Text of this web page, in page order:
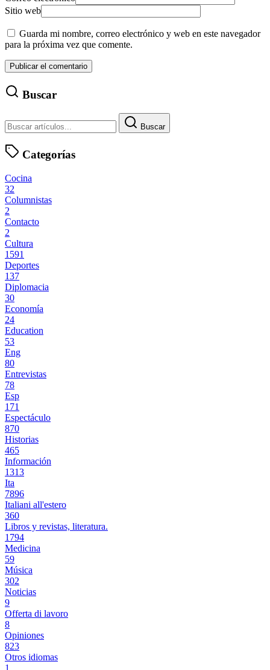
Sitio web
Guarda mi nombre, correo electrónico y web en este navegador
para la próxima vez que comente.
Buscar
Buscar
Categorías
Cocina
32
Columnistas
2
Contacto
2
Cultura
1591
Deportes
137
Diplomacia
30
Economía
24
Education
53
Eng
80
Entrevistas
78
Esp
171
Espectáculo
870
Historias
465
Información
1313
Ita
7896
Italiani all'estero
360
Libros y revistas, literatura.
1794
Medicina
59
Música
302
Noticias
9
Offerta di lavoro
8
Opiniones
823
Otros idiomas
1